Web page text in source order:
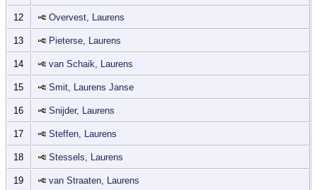
12 Overvest, Laurens
13 Pieterse, Laurens
14 van Schaik, Laurens
15 Smit, Laurens Janse
16 Snijder, Laurens
17 Steffen, Laurens
18 Stessels, Laurens
19 van Straaten, Laurens